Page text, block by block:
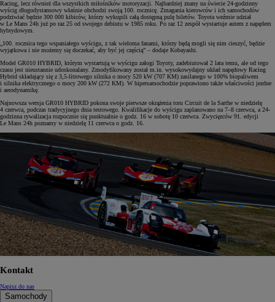
Racing, lecz również dla wszystkich miłośników motoryzacji. Najbardziej znany na świecie 24-godzinny
wyścig długodystansowy właśnie obchodzi swoją 100. rocznicę. Zmagania kierowców i ich samochodów
podziwiać będzie 300 000 kibiców, którzy wykupili całą dostępną pulę biletów. Toyota weźmie udział
w Le Mans 24h już po raz 25 od swojego debiutu w 1985 roku. Po raz 12 zespół wystartuje autem z napędem
hybrydowym.
„100. rocznica tego wspaniałego wyścigu, z tak wieloma fanami, którzy będą mogli się nim cieszyć, będzie
wyjątkowa i nie możemy się doczekać, aby być jej częścią” – dodaje Kobayashi.
Model GR010 HYBRID, którym wystartują w wyścigu załogi Toyoty, zadebiutował 2 lata temu, ale od tego
czasu jest nieustannie udoskonalany. Zmodyfikowany został m.in. wysokowydajny układ napędowy Racing
Hybrid składający się z 3,5-litrowego silnika o mocy 520 kW (707 KM) zasilanego w 100% biopaliwem
i silnika elektrycznego o mocy 200 kW (272 KM). W hipersamochodzie poprawiono także właściwości jezdne
i aerodynamikę.
Najnowsza wersja GR010 HYBRID pokona swoje pierwsze okrążenia toru Circuit de la Sarthe w niedzielę
4 czerwca, podczas tradycyjnego dnia testowego. Kwalifikacje do wyścigu zaplanowano na 7–8 czerwca, a 24-
godzinna rywalizacja rozpocznie się punktualnie o godz. 16 w sobotę 10 czerwca. Zwycięzców 91. edycji
Le Mans 24h poznamy w niedzielę 11 czerwca o godz. 16.
Kontakt
Napisz do nas
Samochody